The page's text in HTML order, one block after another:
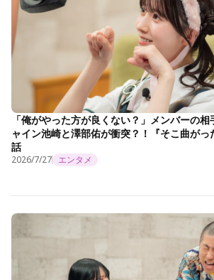
「俺がやった方が良くない？」メンバーの
ャイン池崎と澤部佑が衝突？！『そこ曲が
話
2026/7/27 エンタメ